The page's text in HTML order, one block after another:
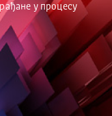
у процесу